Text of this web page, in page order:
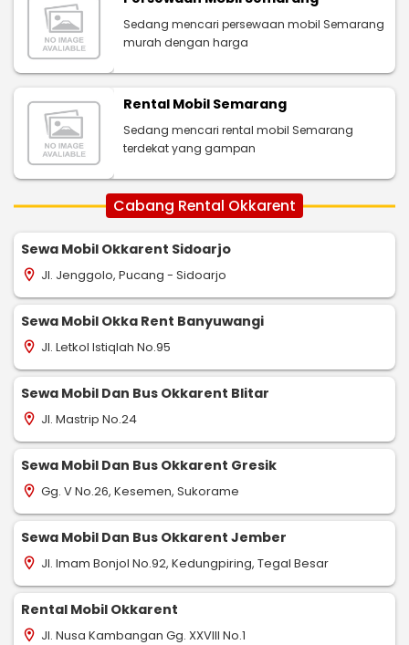
Sedang mencari persewaan mobil Semarang
murah dengan harga
Rental Mobil Semarang
Sedang mencari rental mobil Semarang
terdekat yang gampan
Cabang Rental Okkarent
Sewa Mobil Okkarent Sidoarjo
location_on Jl. Jenggolo, Pucang - Sidoarjo
Sewa Mobil Okka Rent Banyuwangi
location_on Jl. Letkol Istiqlah No.95
Sewa Mobil Dan Bus Okkarent Blitar
location_on Jl. Mastrip No.24
Sewa Mobil Dan Bus Okkarent Gresik
location_on Gg. V No.26, Kesemen, Sukorame
Sewa Mobil Dan Bus Okkarent Jember
location_on Jl. Imam Bonjol No.92, Kedungpiring, Tegal Besar
Rental Mobil Okkarent
location_on Jl. Nusa Kambangan Gg. XXVIII No.1